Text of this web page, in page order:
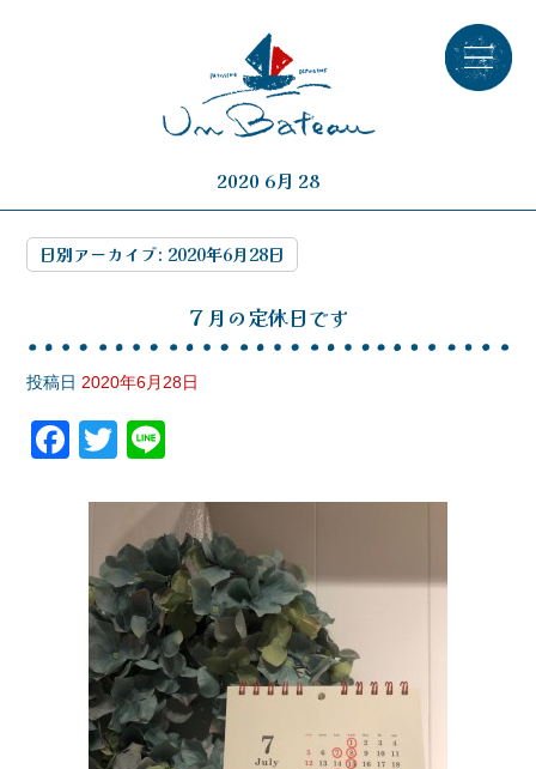
2020 6月 28
日別アーカイブ: 2020年6月28日
７月の定休日です
投稿日 2020年6月28日
F
c
b
o
o
k
T
tt
er
e